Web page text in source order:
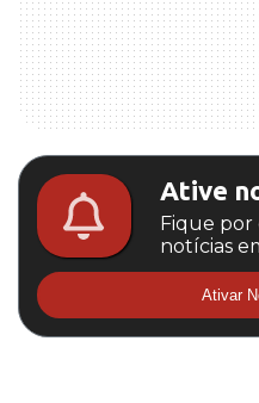
Ative
Fique por
notícias
Ativar